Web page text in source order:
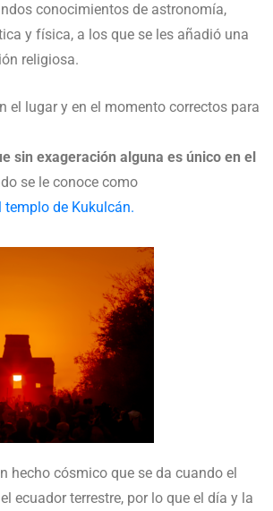
conocimientos de astronomía,
y física, a los que se les añadió una
religiosa.
el lugar y en el momento correctos para
sin exageración alguna es único en el
se le conoce como
templo de Kukulcán.
hecho cósmico que se da cuando el
ecuador terrestre, por lo que el día y la